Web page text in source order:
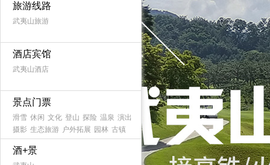
旅游线路
武夷山旅游
酒店宾馆
武夷山酒店
景点门票
滑雪 休闲 文化 登山 探险 温泉 演出
摄影 生态旅游 户外拓展 园林 古镇
农家乐 森林公园 海滨海岛 主题乐园
古迹 避暑
酒+景